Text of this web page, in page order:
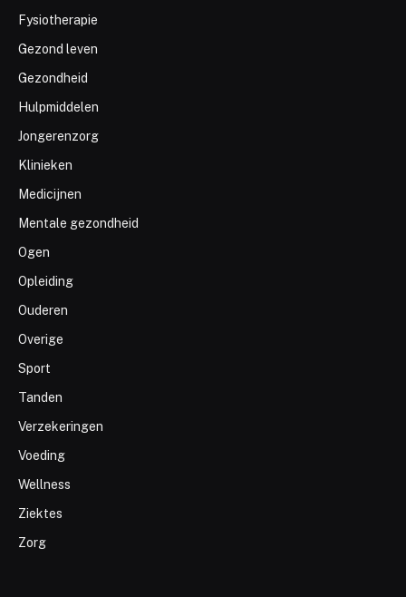
Fysiotherapie
Gezond leven
Gezondheid
Hulpmiddelen
Jongerenzorg
Klinieken
Medicijnen
Mentale gezondheid
Ogen
Opleiding
Ouderen
Overige
Sport
Tanden
Verzekeringen
Voeding
Wellness
Ziektes
Zorg